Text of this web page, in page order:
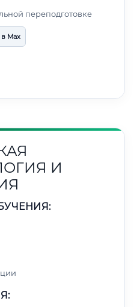
переподготовке
в Max
И